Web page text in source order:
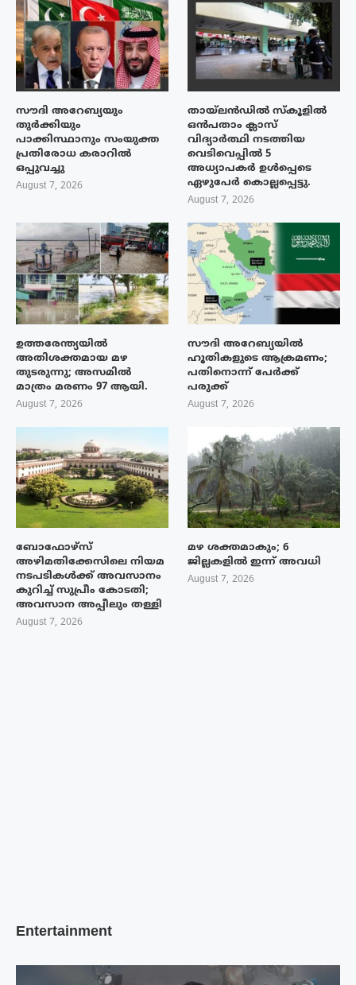
സൗദി അറേബ്യയും
തുർക്കിയും
പാക്കിസ്ഥാനും സംയുക്ത
പ്രതിരോധ കരാറിൽ
ഒപ്പുവച്ചു
August 7, 2026
തായ്‌ലൻഡിൽ സ്കൂളിൽ
ഒൻപതാം ക്ലാസ്
വിദ്യാർത്ഥി നടത്തിയ
വെടിവെപ്പിൽ 5
അധ്യാപകർ ഉൾപ്പെടെ
ഏഴുപേർ കൊല്ലപ്പെട്ടു.
August 7, 2026
ഉത്തരേന്ത്യയിൽ
അതിശക്തമായ മഴ
തുടരുന്നു; അസമിൽ
മാത്രം മരണം 97 ആയി.
August 7, 2026
സൗദി അറേബ്യയിൽ
ഹൂതികളുടെ ആക്രമണം;
പതിനൊന്ന് പേർക്ക്
പരുക്ക്
August 7, 2026
ബോഫോഴ്‌സ്
അഴിമതിക്കേസിലെ നിയമ
നടപടികൾക്ക് അവസാനം
കുറിച്ച് സുപ്രീം കോടതി;
അവസാന അപ്പീലും തള്ളി
August 7, 2026
മഴ ശക്തമാകും; 6
ജില്ലകളിൽ ഇന്ന് അവധി
August 7, 2026
Entertainment